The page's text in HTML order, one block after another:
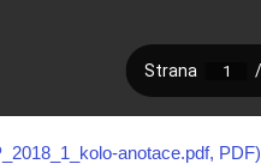
anotace.pdf, PDF)